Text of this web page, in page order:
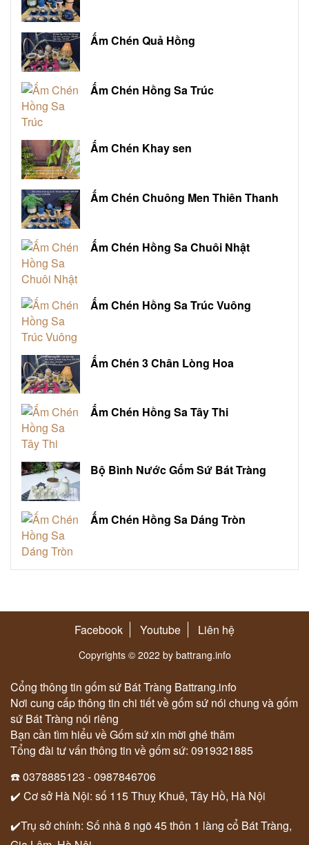
Ấm Chén Quả Hồng
Ấm Chén Hồng Sa Trúc
Ấm Chén Khay sen
Ấm Chén Chuông Men Thiên Thanh
Ấm Chén Hồng Sa Chuôi Nhật
Ấm Chén Hồng Sa Trúc Vuông
Ấm Chén 3 Chân Lòng Hoa
Ấm Chén Hồng Sa Tây Thi
Bộ Bình Nước Gốm Sứ Bát Tràng
Ấm Chén Hồng Sa Dáng Tròn
Facebook Youtube Liên hệ
Copyrights © 2022 by battrang.info
Cổng thông tin gốm sứ Bát Tràng Battrang.info
Nơi cung cấp thông tin chi tiết về gốm sứ nói chung và gốm
sứ Bát Tràng nói riêng
Bạn cần tìm hiểu về Gốm sứ xin mời ghé thăm
Tổng đài tư vấn thông tin về gốm sứ: 0919321885
☎️ 0378885123 - 0987846706
✔️ Cơ sở Hà Nội: số 115 Thuỵ Khuê, Tây Hồ, Hà Nội
✔️Trụ sở chính: Số nhà 8 ngõ 45 thôn 1 làng cổ Bát Tràng,